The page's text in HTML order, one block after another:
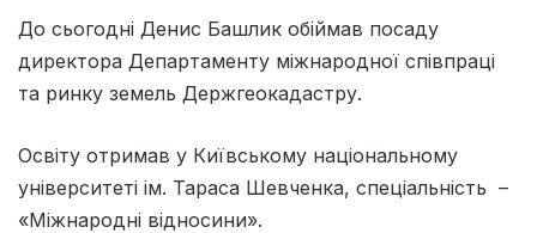
До сьогодні Денис Башлик обіймав посаду
директора Департаменту міжнародної співпраці
та ринку земель Держгеокадастру.
Освіту отримав у Київському національному
університеті ім. Тараса Шевченка, спеціальність –
«Міжнародні відносини».